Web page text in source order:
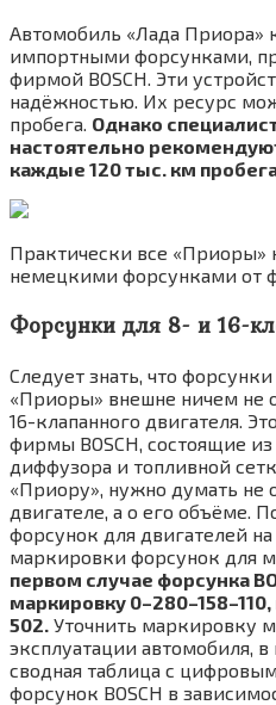
Автомобиль «Лада Приора»
импортными форсунками,
фирмой BOSCH. Эти
надёжностью. Их ресурс
пробега. Однако
настоятельно
каждые 120 тыс. км
Практически все «Приоры»
немецкими форсунками от
Форсунки для 8- и 16-
Следует знать, что
«Приоры» внешне ничем не
16-клапанного двигателя.
фирмы BOSCH, состоящие
диффузора и топливной
«Приору», нужно думать не
двигателе, а о его объёме.
форсунок для двигателей на
маркировки форсунок для
первом случае форсунка
маркировку
502. Уточнить маркировку
эксплуатации автомобиля,
сводная таблица с
форсунок BOSCH в